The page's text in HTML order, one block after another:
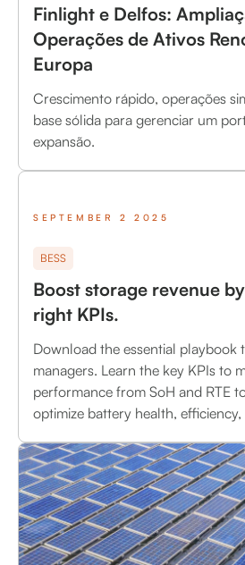
Finlight e Delfos:
Operações de Ativos
Europa
Crescimento rápido, operações
base sólida para gerenciar um
expansão.
SEPTEMBER 2 2025
BESS
Boost storage revenue
right KPIs.
Download the essential playbook
managers. Learn the key KPIs to
performance from SoH and RTE
optimize battery health, efficiency,